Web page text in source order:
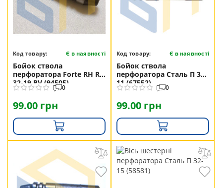
Код товару: Є в наявності
Бойок ствола
перфоратора Forte RH RH
32-19 RV (94505)
0
99.00 грн
Код товару: Є в наявності
Бойок ствола
перфоратора Сталь П 30-
11 (67552)
0
99.00 грн